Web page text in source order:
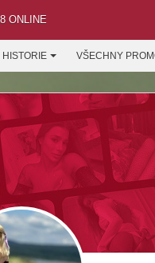
ONLINE
HISTORIE VŠECHNY